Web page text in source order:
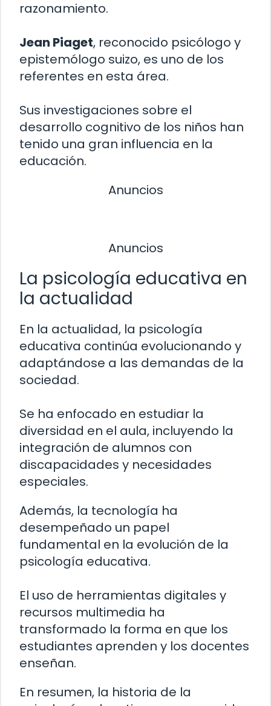
razonamiento.
Jean Piaget, reconocido psicólogo y
epistemólogo suizo, es uno de los
referentes en esta área.
Sus investigaciones sobre el
desarrollo cognitivo de los niños han
tenido una gran influencia en la
educación.
Anuncios
Anuncios
La psicología educativa en
la actualidad
En la actualidad, la psicología
educativa continúa evolucionando y
adaptándose a las demandas de la
sociedad.
Se ha enfocado en estudiar la
diversidad en el aula, incluyendo la
integración de alumnos con
discapacidades y necesidades
especiales.
Además, la tecnología ha
desempeñado un papel
fundamental en la evolución de la
psicología educativa.
El uso de herramientas digitales y
recursos multimedia ha
transformado la forma en que los
estudiantes aprenden y los docentes
enseñan.
En resumen, la historia de la